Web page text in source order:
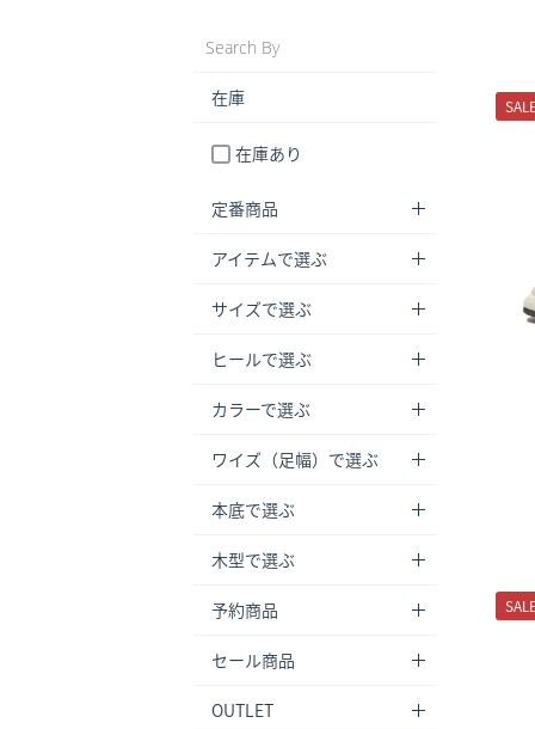
Search By
在庫
在庫あり
定番商品
アイテムで選ぶ
サイズで選ぶ
ヒールで選ぶ
カラーで選ぶ
ワイズ（足幅）で選ぶ
本底で選ぶ
木型で選ぶ
予約商品
セール商品
OUTLET